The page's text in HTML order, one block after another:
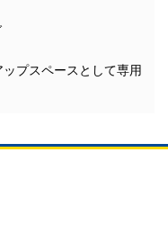
プスペースとして専用